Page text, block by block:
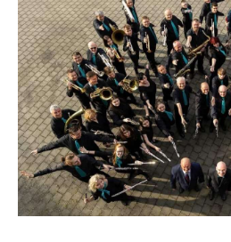
TICKET-SHOP
FESTIVAL
AKTUELL
SPONSOREN